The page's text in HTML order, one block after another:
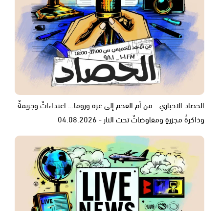
الحصاد الاخباري - من أم الفحم إلى غزة وروما... اعتداءاتٌ وجريمةٌ
وذاكرةُ مجزرةٍ ومفاوضاتٌ تحت النار - 04.08.2026